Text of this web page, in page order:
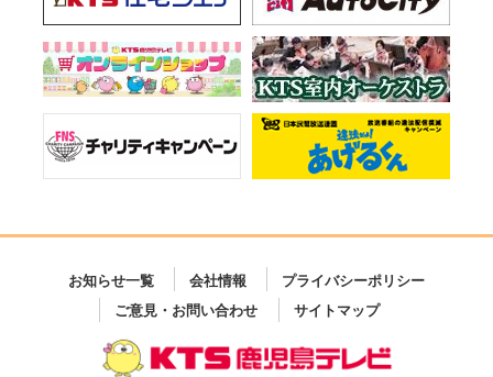
お知らせ一覧 会社情報
プライバシーポリシー
ご意見・お問い合わせ
サイトマップ